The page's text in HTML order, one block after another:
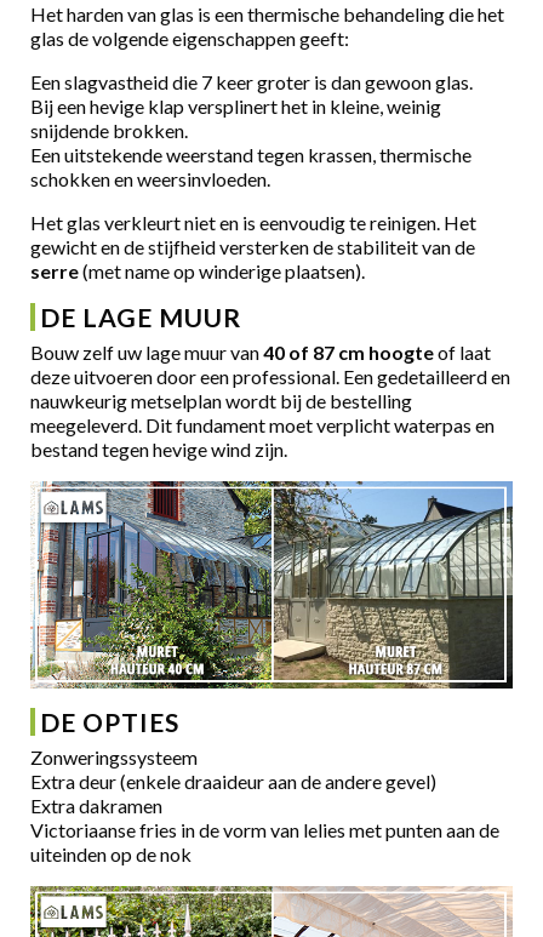
Het harden van glas is een thermische behandeling die het
glas de volgende eigenschappen geeft:
Een slagvastheid die 7 keer groter is dan gewoon glas.
Bij een hevige klap versplinert het in kleine, weinig
snijdende brokken.
Een uitstekende weerstand tegen krassen, thermische
schokken en weersinvloeden.
Het glas verkleurt niet en is eenvoudig te reinigen. Het
gewicht en de stijfheid versterken de stabiliteit van de
serre(met name op winderige plaatsen).
DE LAGE MUUR
Bouw zelf uw lage muur van40 of 87 cm hoogteof laat
deze uitvoeren door een professional. Een gedetailleerd en
nauwkeurig metselplan wordt bij de bestelling
meegeleverd. Dit fundament moet verplicht waterpas en
bestand tegen hevige wind zijn.
DE OPTIES
Zonweringssysteem
Extra deur (enkele draaideur aan de andere gevel)
Extra dakramen
Victoriaanse fries in de vorm van lelies met punten aan de
uiteinden op de nok